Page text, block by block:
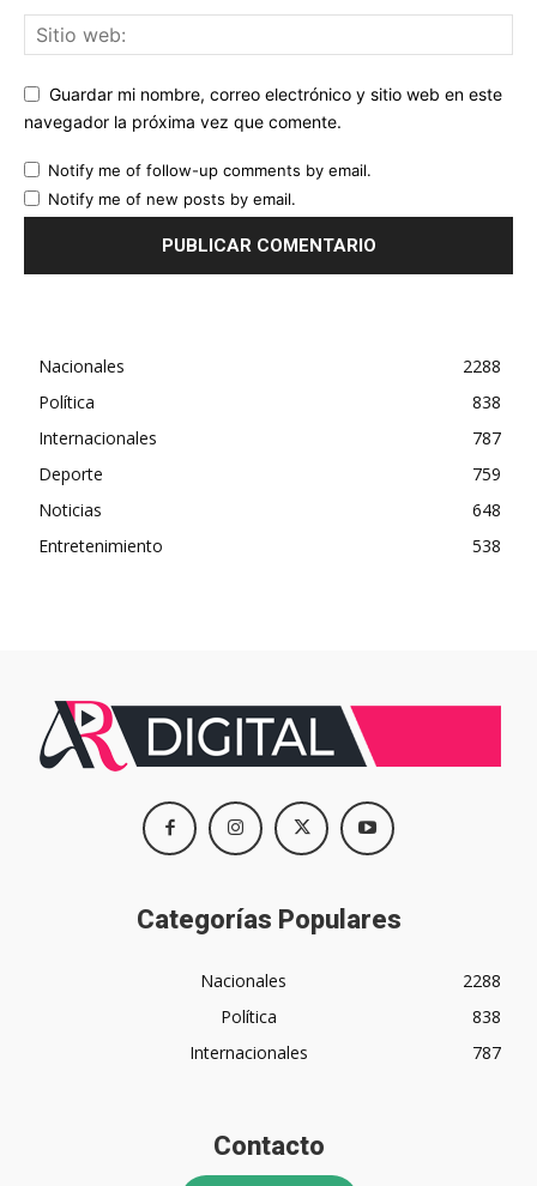
Guardar mi nombre, correo electrónico y sitio web en este
navegador la próxima vez que comente.
Notify me of follow-up comments by email.
Notify me of new posts by email.
Nacionales
2288
Política
838
Internacionales
787
Deporte
759
Noticias
648
Entretenimiento
538
Categorías Populares
Nacionales
2288
Política
838
Internacionales
787
Contacto